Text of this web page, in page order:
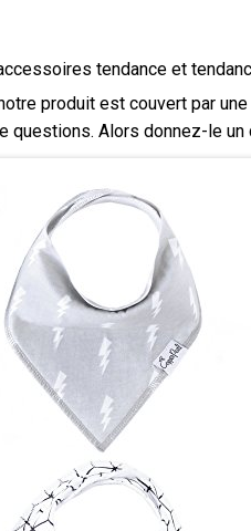
tendance et
produit est couvert par
Alors donnez-le